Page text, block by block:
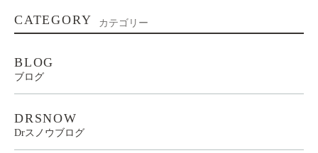
CATEGORY カテゴリー
BLOG
ブログ
DRSNOW
Drスノウブログ